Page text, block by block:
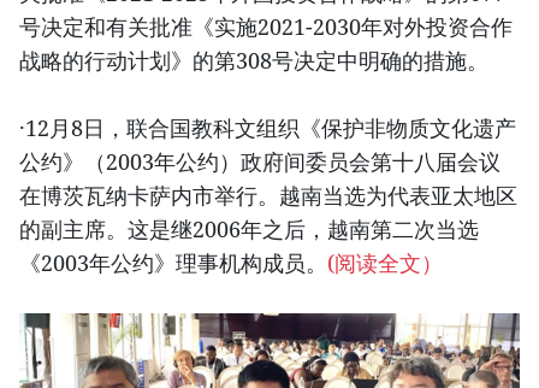
号决定和有关批准《实施2021-2030年对外投资合作
战略的行动计划》的第308号决定中明确的措施。
·12月8日，联合国教科文组织《保护非物质文化遗产
公约》（2003年公约）政府间委员会第十八届会议
在博茨瓦纳卡萨内市举行。越南当选为代表亚太地区
的副主席。这是继2006年之后，越南第二次当选
《2003年公约》理事机构成员。 (阅读全文）